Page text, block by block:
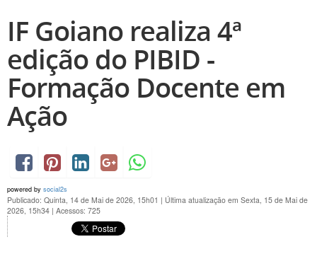
IF Goiano realiza 4ª
edição do PIBID -
Formação Docente em
Ação
powered by social2s
Publicado: Quinta, 14 de Mai de 2026, 15h01 | Última atualização em Sexta, 15 de Mai de
2026, 15h34 | Acessos: 725